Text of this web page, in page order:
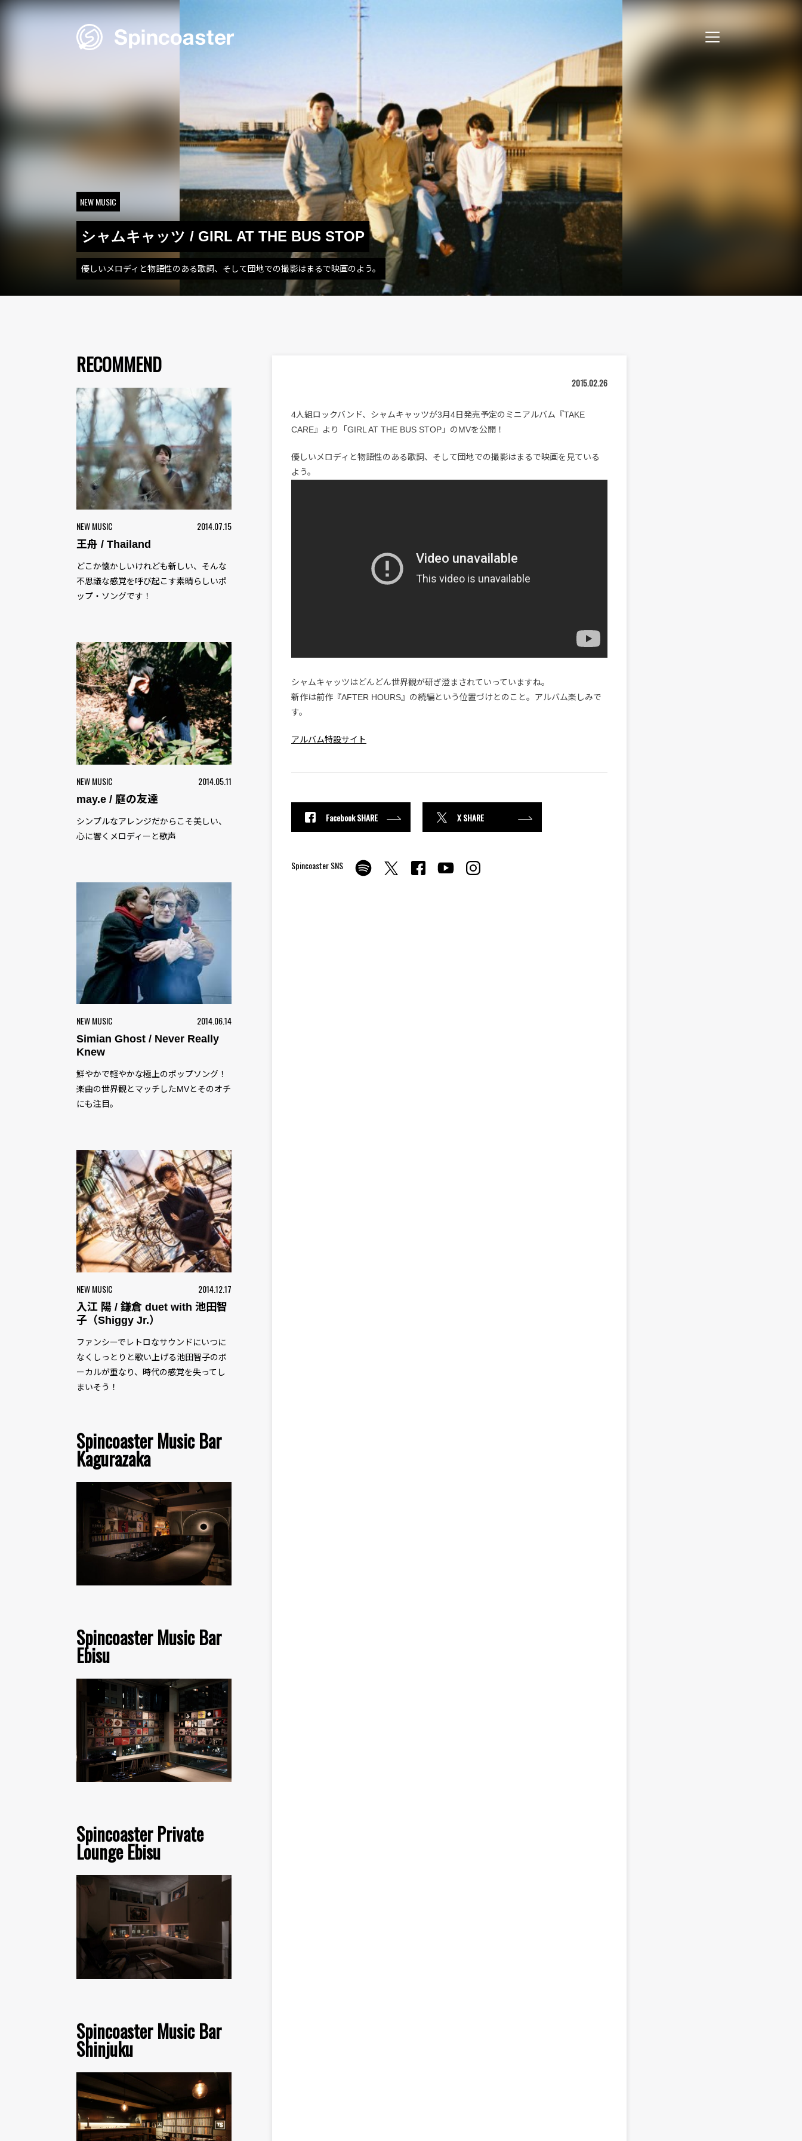
Skip
NEW MUSIC
シャムキャッツ / GIRL AT THE BUS STOP
優しいメロディと物語性のある歌詞、そして団地での撮影はまるで映画のよう。
RECOMMEND
NEW MUSIC 2014.07.15
王舟 / Thailand
どこか懐かしいけれども新しい、そんな
不思議な感覚を呼び起こす素晴らしいポ
ップ・ソングです！
NEW MUSIC 2014.05.11
may.e / 庭の友達
シンプルなアレンジだからこそ美しい、
心に響くメロディーと歌声
NEW MUSIC 2014.06.14
Simian Ghost / Never Really
Knew
鮮やかで軽やかな極上のポップソング！
楽曲の世界観とマッチしたMVとそのオチ
にも注目。
NEW MUSIC 2014.12.17
入江 陽 / 鎌倉 duet with 池田智
子（Shiggy Jr.）
ファンシーでレトロなサウンドにいつに
なくしっとりと歌い上げる池田智子のボ
ーカルが重なり、時代の感覚を失ってし
まいそう！
Spincoaster Music Bar
Kagurazaka
Spincoaster Music Bar
Ebisu
Spincoaster Private
Lounge Ebisu
Spincoaster Music Bar
Shinjuku
2015.02.26
4人組ロックバンド、シャムキャッツが3月4日発売予定のミニアルバム『TAKE
CARE』より「GIRL AT THE BUS STOP」のMVを公開！
優しいメロディと物語性のある歌詞、そして団地での撮影はまるで映画を見ている
よう。
シャムキャッツはどんどん世界観が研ぎ澄まされていっていますね。
新作は前作『AFTER HOURS』の続編という位置づけとのこと。アルバム楽しみで
す。
アルバム特設サイト
Facebook SHARE X SHARE
Spincoaster SNS